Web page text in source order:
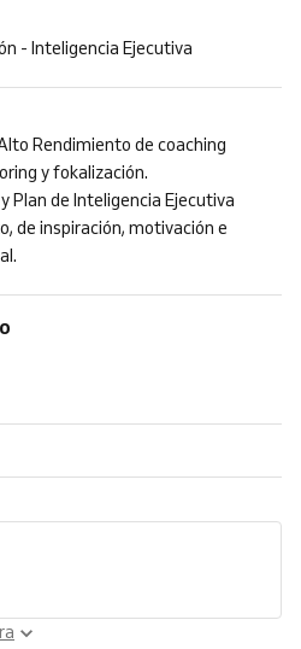
- Inteligencia Ejecutiva
Rendimiento de coaching
y fokalización.
Plan de Inteligencia Ejecutiva
de inspiración, motivación e